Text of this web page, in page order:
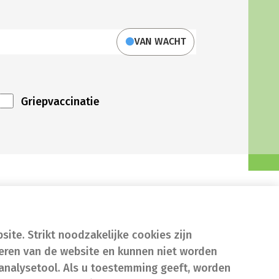
Strikt noodzakelijke cookies zijn
van de website en kunnen niet worden
Als u toestemming geeft, worden
VAN WACHT
Griepvaccinatie